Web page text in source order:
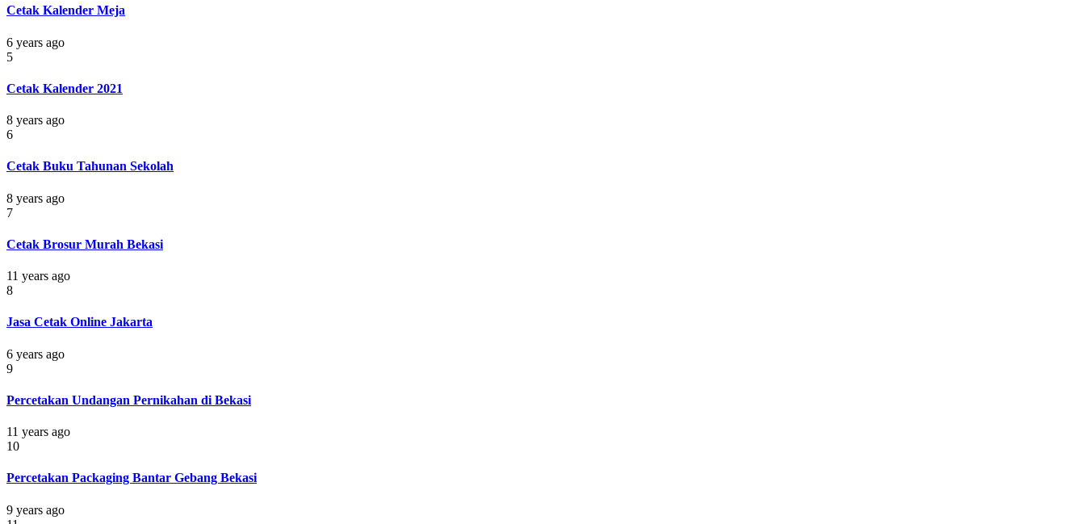
Cetak Kalender Meja
6 years ago
5
Cetak Kalender 2021
8 years ago
6
Cetak Buku Tahunan Sekolah
8 years ago
7
Cetak Brosur Murah Bekasi
11 years ago
8
Jasa Cetak Online Jakarta
6 years ago
9
Percetakan Undangan Pernikahan di Bekasi
11 years ago
10
Percetakan Packaging Bantar Gebang Bekasi
9 years ago